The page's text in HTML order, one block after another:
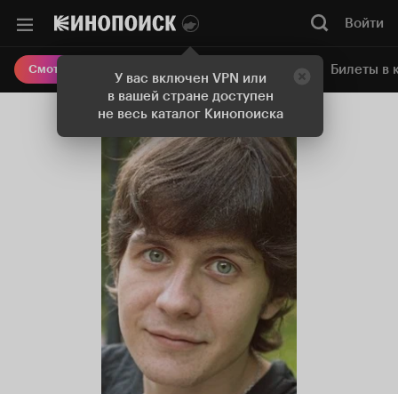
У вас включен VPN или
в вашей стране доступен
не весь каталог Кинопоиска
Войти
Смотреть кино Онлайн-кинотеатр Билеты в